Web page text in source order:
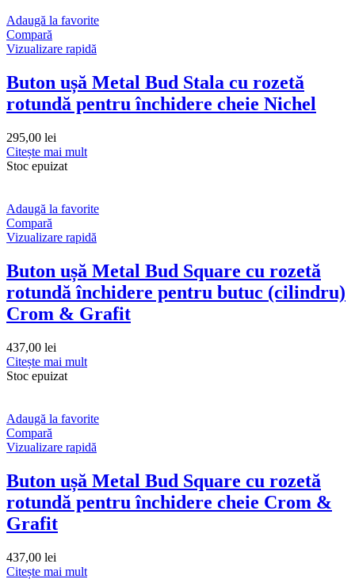
Adaugă la favorite
Compară
Vizualizare rapidă
Buton ușă Metal Bud Stala cu rozetă
rotundă pentru închidere cheie Nichel
295,00 lei
Citește mai mult
Stoc epuizat
Adaugă la favorite
Compară
Vizualizare rapidă
Buton ușă Metal Bud Square cu rozetă
rotundă închidere pentru butuc (cilindru)
Crom & Grafit
437,00 lei
Citește mai mult
Stoc epuizat
Adaugă la favorite
Compară
Vizualizare rapidă
Buton ușă Metal Bud Square cu rozetă
rotundă pentru închidere cheie Crom &
Grafit
437,00 lei
Citește mai mult